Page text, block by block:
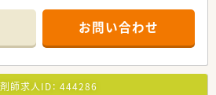
タッフの募集です！＞
可能ですので、お気軽にお問合せください◎
。大型スーパーの中に入っているので、休
にお買い物もできます♪
お問い合わせ
師求人ID： 444286